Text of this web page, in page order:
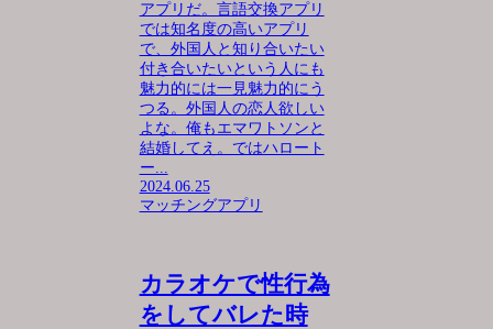
アプリだ。言語交換アプリ
では知名度の高いアプリ
で、外国人と知り合いたい
付き合いたいという人にも
魅力的には一見魅力的にう
つる。外国人の恋人欲しい
よな。俺もエマワトソンと
結婚してえ。ではハロート
ー...
2024.06.25
マッチングアプリ
カラオケで性行為
をしてバレた時